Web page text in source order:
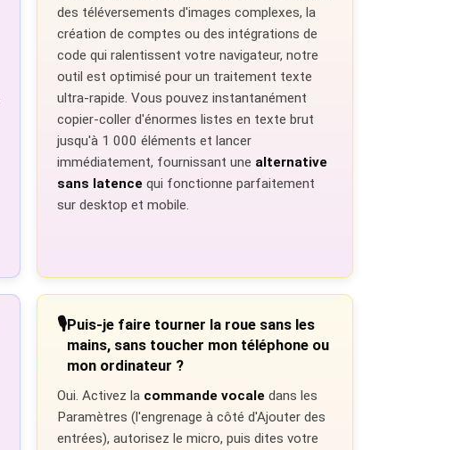
des téléversements d'images complexes, la
création de comptes ou des intégrations de
code qui ralentissent votre navigateur, notre
outil est optimisé pour un traitement texte
ultra-rapide. Vous pouvez instantanément
copier-coller d'énormes listes en texte brut
jusqu'à 1 000 éléments et lancer
immédiatement, fournissant une alternative
sans latence qui fonctionne parfaitement
sur desktop et mobile.
🎙️Puis-je faire tourner la roue sans les
mains, sans toucher mon téléphone ou
mon ordinateur ?
Oui. Activez la commande vocale dans les
Paramètres (l'engrenage à côté d'Ajouter des
entrées), autorisez le micro, puis dites votre